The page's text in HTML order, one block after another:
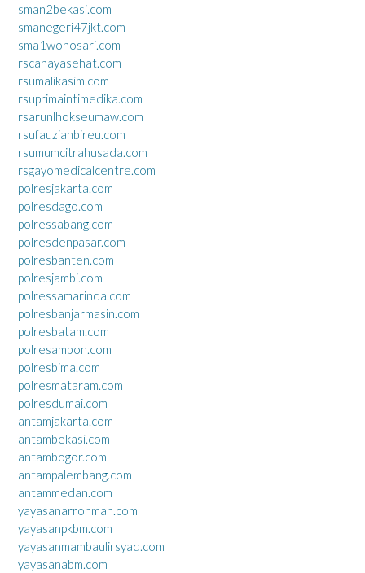
sman2bekasi.com
smanegeri47jkt.com
sma1wonosari.com
rscahayasehat.com
rsumalikasim.com
rsuprimaintimedika.com
rsarunlhokseumaw.com
rsufauziahbireu.com
rsumumcitrahusada.com
rsgayomedicalcentre.com
polresjakarta.com
polresdago.com
polressabang.com
polresdenpasar.com
polresbanten.com
polresjambi.com
polressamarinda.com
polresbanjarmasin.com
polresbatam.com
polresambon.com
polresbima.com
polresmataram.com
polresdumai.com
antamjakarta.com
antambekasi.com
antambogor.com
antampalembang.com
antammedan.com
yayasanarrohmah.com
yayasanpkbm.com
yayasanmambaulirsyad.com
yayasanabm.com